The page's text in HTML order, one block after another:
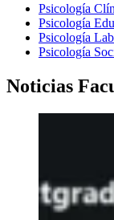
Psicología
Psicología
Psicología
Psicología
Noticias